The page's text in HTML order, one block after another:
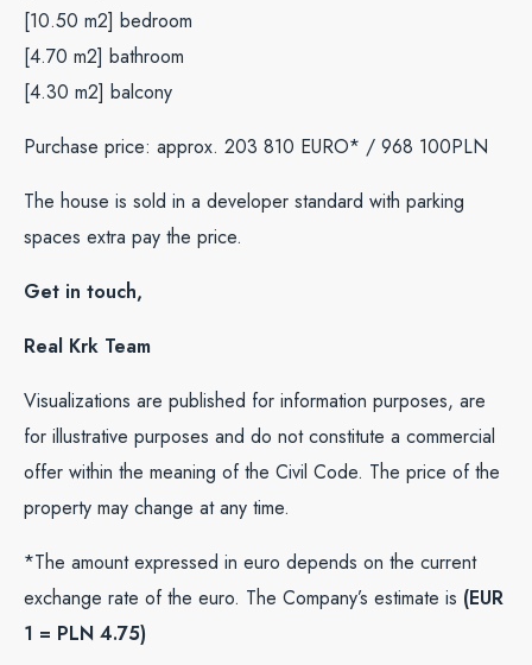
[10.50 m2] bedroom
[4.70 m2] bathroom
[4.30 m2] balcony
Purchase price: approx. 203 810 EURO* / 968 100PLN
The house is sold in a developer standard with parking
spaces extra pay the price.
Get in touch,
Real Krk Team
Visualizations are published for information purposes, are
for illustrative purposes and do not constitute a commercial
offer within the meaning of the Civil Code. The price of the
property may change at any time.
*The amount expressed in euro depends on the current
exchange rate of the euro. The Company’s estimate is (EUR
1 = PLN 4.75)